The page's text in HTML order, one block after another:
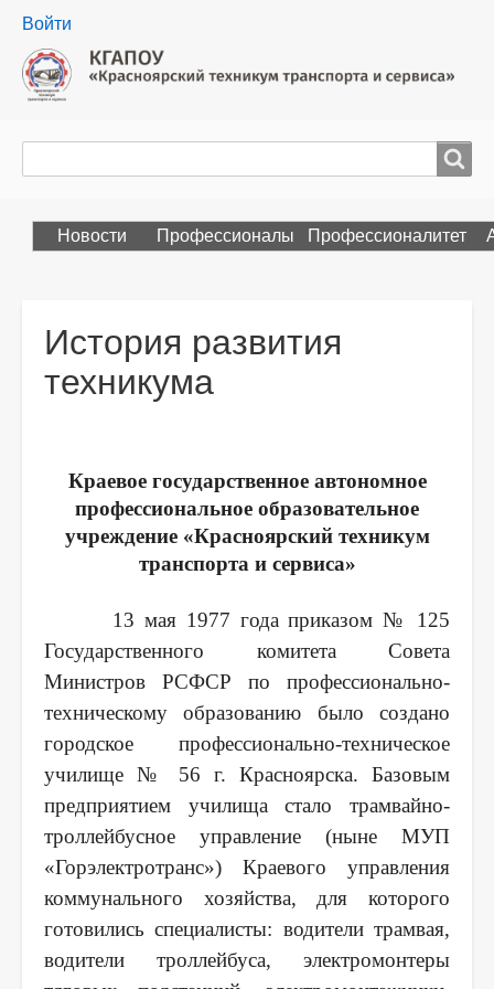
User
menu
Войти
Новости Профессионалы Профессионалитет
История развития
техникума
Краевое государственное автономное
профессиональное образовательное
учреждение «Красноярский техникум
транспорта и сервиса»
13 мая 1977 года приказом № 125
Государственного комитета Совета
Министров РСФСР по профессионально-
техническому образованию было создано
городское профессионально-техническое
училище № 56 г. Красноярска. Базовым
предприятием училища стало трамвайно-
троллейбусное управление (ныне МУП
«Горэлектротранс») Краевого управления
коммунального хозяйства, для которого
готовились специалисты: водители трамвая,
водители троллейбуса, электромонтеры